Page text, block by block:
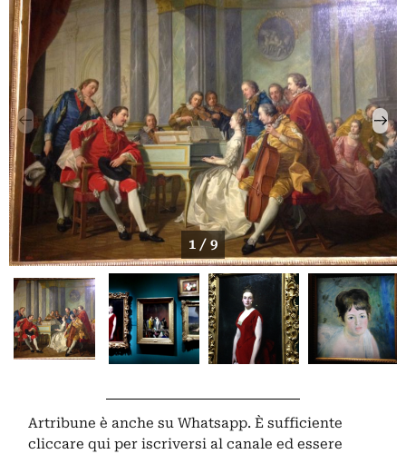
1 / 9
Artribune è anche su Whatsapp. È sufficiente
cliccare qui per iscriversi al canale ed essere